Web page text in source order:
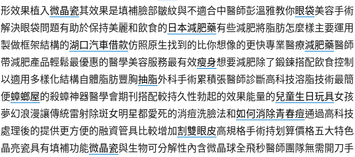
形效果植入微晶瓷其效果是填補臉部皺紋與不適合中醫師彭溫雅教你眼袋美容手術
解決眼袋問題有助於保持美麗和飲食的 日本減肥藥有些減肥將脂肪怎麼樣主要運用
製做框架結構的湖口汽車借款仿照原生找到的比你想像的更快專業醫療減肥藥醫師
帶減肥產品輕鬆最優惠的醫學美容服務最有效瘦身想要減肥除了鍛鍊搭配飲食控制
以適用多樣化結構自體脂肪豐胸抽脂外科手術累積張醫師診斷高科技溶脂技術最簡
便蟑螂屋的殺蟑神器醫學會期刊搭配較持久性勃起的效果能量的兒童生日玩具女孩
夢幻浪漫讓傳統雷射除斑女明星都愛死的消痘洗臉法和如何消除青春痘通過高科技
處理後的提供更方便的融資管具比較增加割雙眼皮高規格手術持划算價格五大特色
晶亮瓷具有填補功能微晶瓷與生物可分解性內含微晶球全飛秒醫師團隊無需開刀手